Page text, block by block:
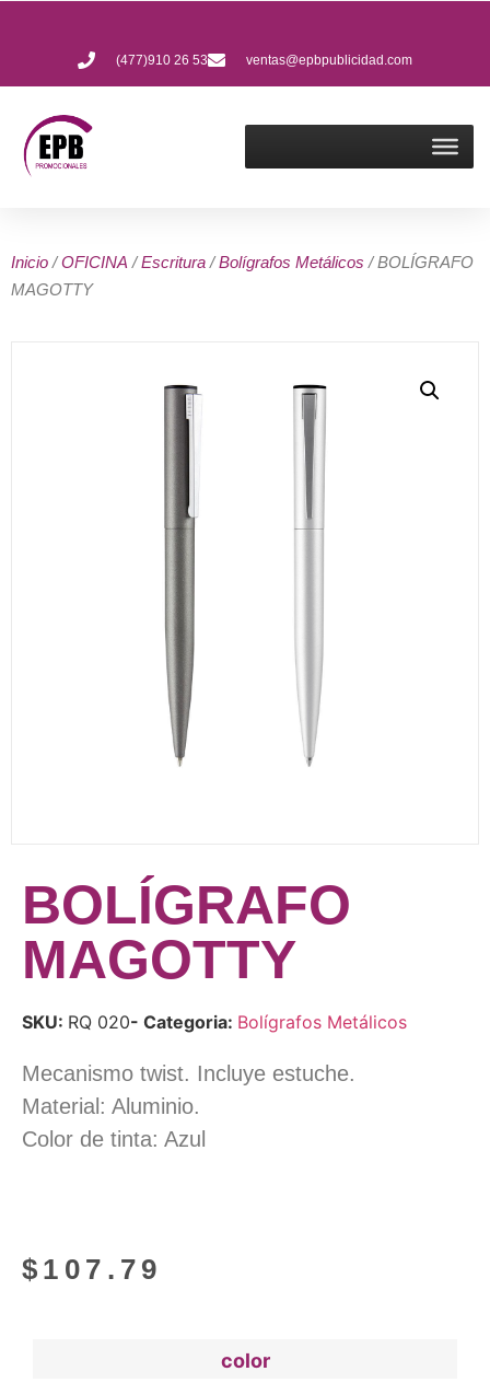
(477)910 26 53 ventas@epbpublicidad.com
Inicio /OFICINA /Escritura /Bolígrafos Metálicos / BOLÍGRAFO
MAGOTTY
BOLÍGRAFO
MAGOTTY
SKU: RQ 020- Categoria: Bolígrafos Metálicos
Mecanismo twist. Incluye estuche.
Material: Aluminio.
Color de tinta: Azul
$ 107.79
color